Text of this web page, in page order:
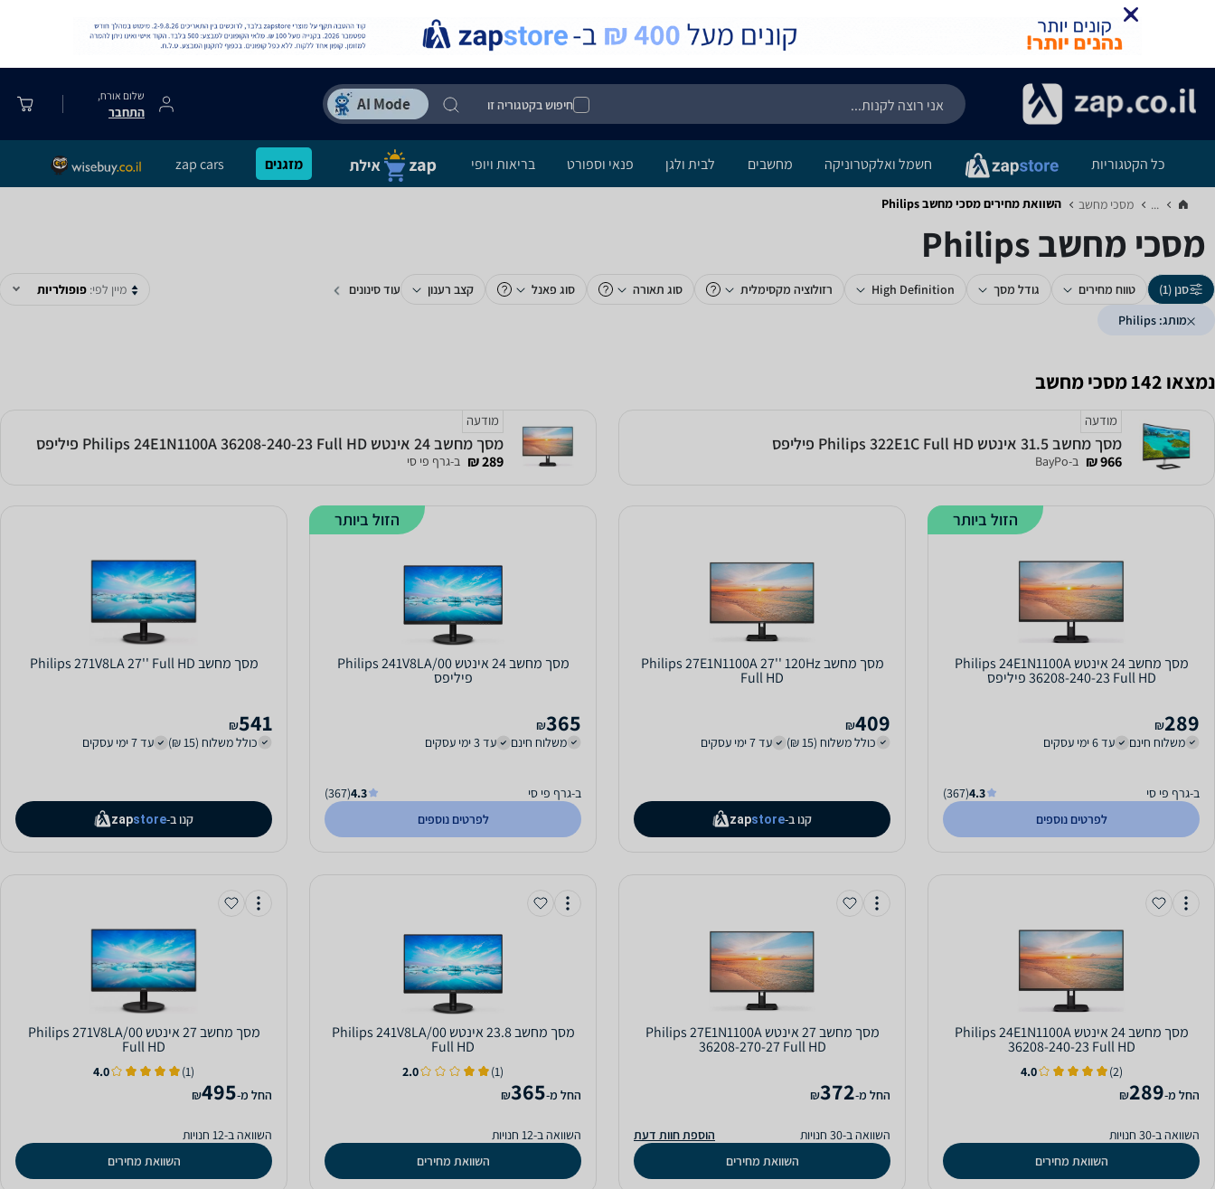
חיפוש בקטגוריה זו
שלום אורח,
התחבר
כל הקטגוריות חשמל ואלקטרוניקה מחשבים לבית ולגן פנאי וספורט בריאות ויופי מזגנים zap cars
... מסכי מחשב‏ השוואת מחירים מסכי מחשב ‏Philips
מסכי מחשב ‏Philips
סנן (1) טווח מחירים גודל מסך High Definition רזולוציה מקסימלית סוג תאורה סוג פאנל קצב רענון
עוד סינונים
מותג: Philips
מיין לפי: פופולריות
נמצאו 142 מסכי מחשב
מודעה
מסך מחשב ‏31.5 ‏אינטש Philips 322E1C Full HD פיליפס
966 ₪ ב-BayPo
מודעה
מסך מחשב ‏24 ‏אינטש Philips 24E1N1100A 36208-240-23 Full HD פיליפס
289 ₪ ב-גרף פי סי
הזול ביותר
מסך מחשב ‏24 ‏אינטש Philips 24E1N1100A
36208-240-23 Full HD פיליפס
289
₪
משלוח חינם
עד 6 ימי עסקים
ב-גרף פי סי 4.3
(367)
לפרטים נוספים
מסך מחשב Philips 27E1N1100A 27'' 120Hz
Full HD
409
₪
כולל משלוח (15 ₪)
עד 7 ימי עסקים
קנו ב- zapstore
הזול ביותר
מסך מחשב ‏24 ‏אינטש Philips 241V8LA/00
פיליפס
365
₪
משלוח חינם
עד 3 ימי עסקים
ב-גרף פי סי 4.3
(367)
לפרטים נוספים
מסך מחשב Philips 271V8LA 27'' Full HD
541
₪
כולל משלוח (15 ₪)
עד 7 ימי עסקים
קנו ב- zapstore
מסך מחשב ‏24 ‏אינטש Philips 24E1N1100A
36208-240-23 Full HD
(2)
4.0
‫החל מ-289
₪
השוואה ב-30 חנויות
השוואת מחירים
מסך מחשב ‏27 ‏אינטש Philips 27E1N1100A
36208-270-27 Full HD
‫החל מ-372
₪
השוואה ב-30 חנויות
הוספת חוות דעת
השוואת מחירים
מסך מחשב ‏23.8 ‏אינטש Philips 241V8LA/00
Full HD
(1)
2.0
‫החל מ-365
₪
השוואה ב-12 חנויות
השוואת מחירים
מסך מחשב ‏27 ‏אינטש Philips 271V8LA/00
Full HD
(1)
4.0
‫החל מ-495
₪
השוואה ב-12 חנויות
השוואת מחירים